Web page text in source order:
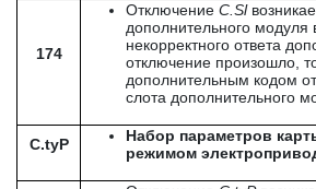
174
Отключение C Sl
дополнительного
некорректного ответа
отключение произошло,
дополнительным кодом
слота дополнительного
C.tyP
Набор параметров
режимом